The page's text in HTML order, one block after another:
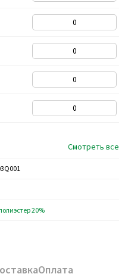
Смотреть все
20%
Оплата